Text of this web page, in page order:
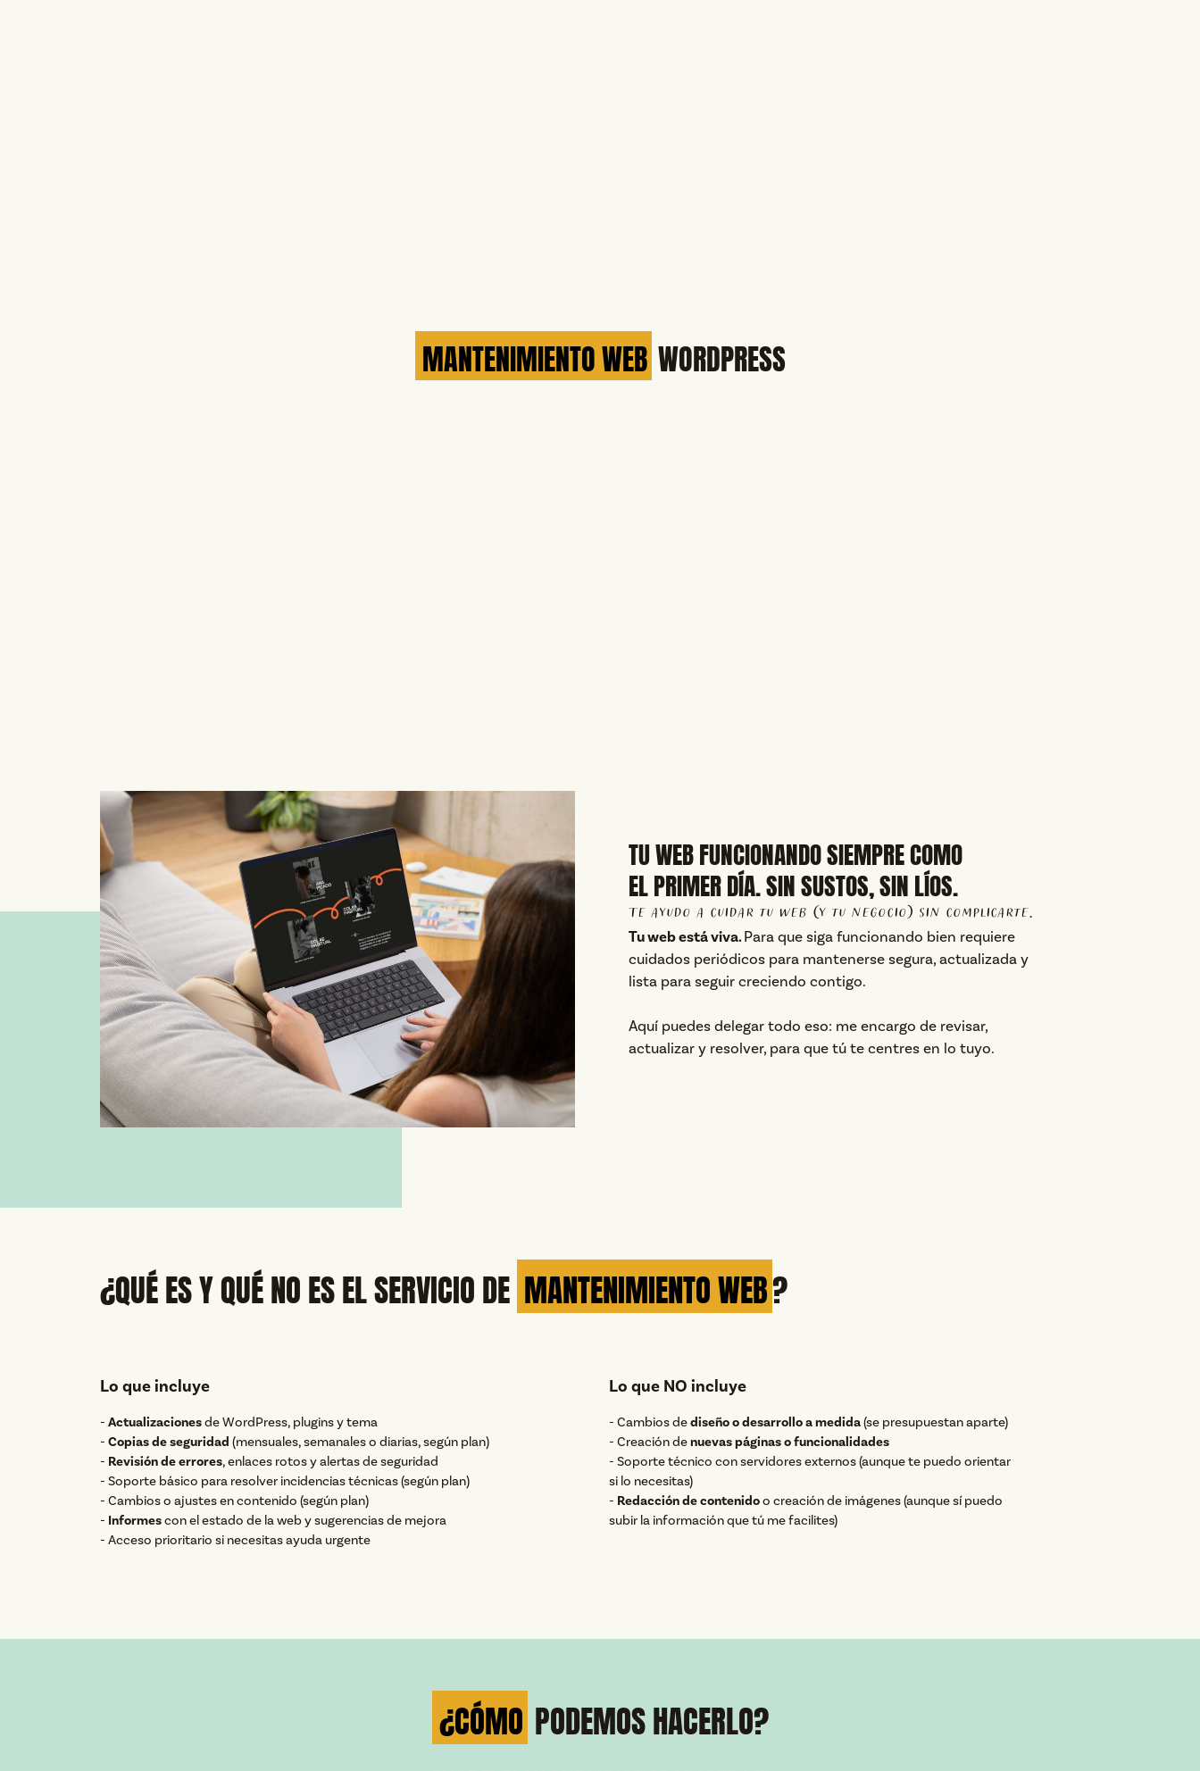
MANTENIMIENTO WEB WORDPRESS
TU WEB FUNCIONANDO SIEMPRE COMO
EL PRIMER DÍA. SIN SUSTOS, SIN LÍOS.
Te ayudo a cuidar tu web (y tu negocio) sin complicarte.
Tu web está viva.Para que siga funcionando bien requiere
cuidados periódicos para mantenerse segura, actualizada y
lista para seguir creciendo contigo.
Aquí puedes delegar todo eso: me encargo de revisar,
actualizar y resolver, para que tú te centres en lo tuyo.
¿QUÉ ES Y QUÉ NO ES EL SERVICIO DE MANTENIMIENTO WEB?
Lo que incluye
- Actualizacionesde WordPress, plugins y tema
- Copias de seguridad (mensuales, semanales o diarias, según plan)
- Revisión de errores, enlaces rotos y alertas de seguridad
- Soporte básico para resolver incidencias técnicas (según plan)
- Cambios o ajustes en contenido (según plan)
- Informescon el estado de la web y sugerencias de mejora
- Acceso prioritario si necesitas ayuda urgente
Lo que NO incluye
- Cambios dediseño o desarrollo a medida(se presupuestan aparte)
- Creación denuevas páginas o funcionalidades
- Soporte técnico con servidores externos (aunque te puedo orientar
si lo necesitas)
- Redacción de contenidoo creación de imágenes (aunque sí puedo
subir la información que tú me facilites)
¿CÓMO PODEMOS HACERLO?